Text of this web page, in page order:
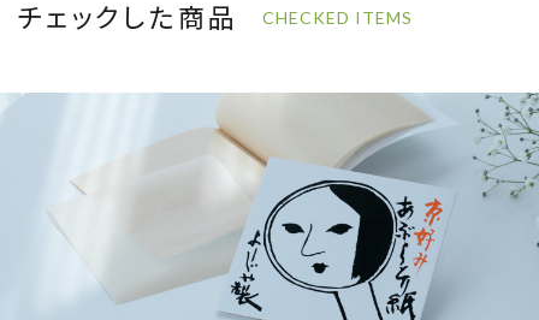
チェックした商品 CHECKED ITEMS